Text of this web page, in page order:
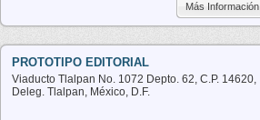
Más Información
PROTOTIPO EDITORIAL
Viaducto Tlalpan No. 1072 Depto. 62, C.P. 14620,
Deleg. Tlalpan, México, D.F.